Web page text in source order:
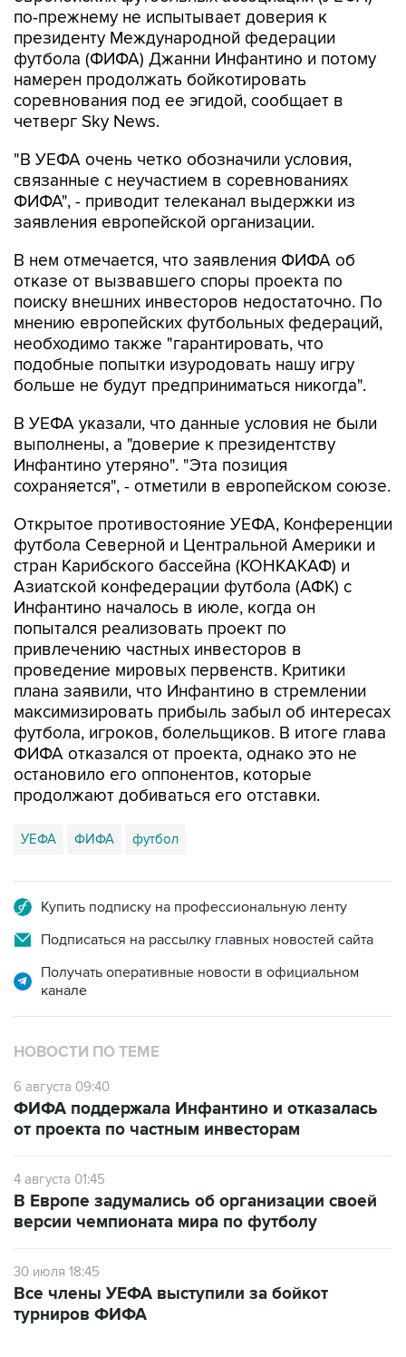
по-прежнему не испытывает доверия к
президенту Международной федерации
футбола (ФИФА) Джанни Инфантино и потому
намерен продолжать бойкотировать
соревнования под ее эгидой, сообщает в
четверг Sky News.
"В УЕФА очень четко обозначили условия,
связанные с неучастием в соревнованиях
ФИФА", - приводит телеканал выдержки из
заявления европейской организации.
В нем отмечается, что заявления ФИФА об
отказе от вызвавшего споры проекта по
поиску внешних инвесторов недостаточно. По
мнению европейских футбольных федераций,
необходимо также "гарантировать, что
подобные попытки изуродовать нашу игру
больше не будут предприниматься никогда".
В УЕФА указали, что данные условия не были
выполнены, а "доверие к президентству
Инфантино утеряно". "Эта позиция
сохраняется", - отметили в европейском союзе.
Открытое противостояние УЕФА, Конференции
футбола Северной и Центральной Америки и
стран Карибского бассейна (КОНКАКАФ) и
Азиатской конфедерации футбола (АФК) с
Инфантино началось в июле, когда он
попытался реализовать проект по
привлечению частных инвесторов в
проведение мировых первенств. Критики
плана заявили, что Инфантино в стремлении
максимизировать прибыль забыл об интересах
футбола, игроков, болельщиков. В итоге глава
ФИФА отказался от проекта, однако это не
остановило его оппонентов, которые
продолжают добиваться его отставки.
УЕФА ФИФА футбол
Купить подписку на профессиональную ленту
Подписаться на рассылку главных новостей сайта
Получать оперативные новости в официальном
канале
НОВОСТИ ПО ТЕМЕ
6 августа 09:40
ФИФА поддержала Инфантино и отказалась
от проекта по частным инвесторам
4 августа 01:45
В Европе задумались об организации своей
версии чемпионата мира по футболу
30 июля 18:45
Все члены УЕФА выступили за бойкот
турниров ФИФА